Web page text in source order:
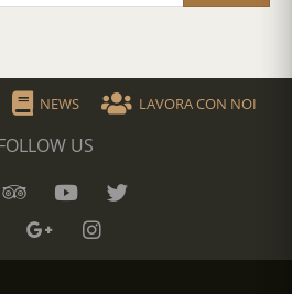
NEWS LAVORA CON NOI
US